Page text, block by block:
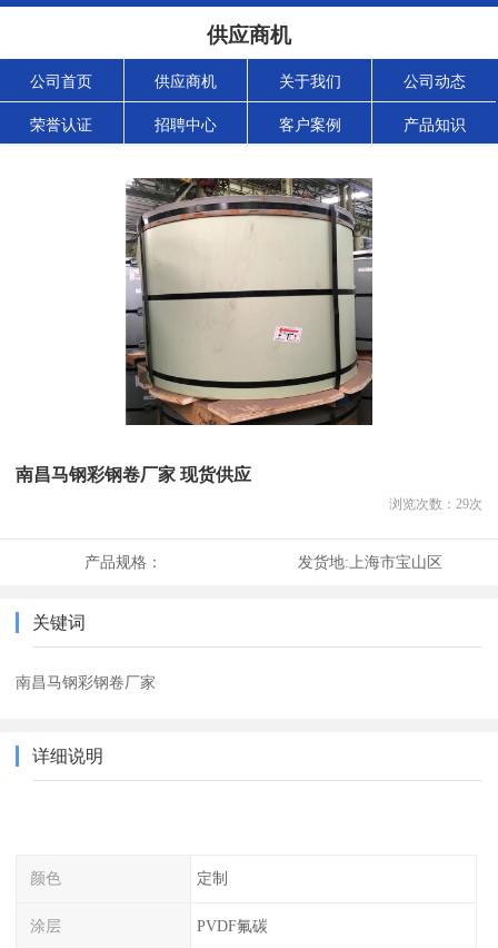
供应商机
公司首页 供应商机 关于我们 公司动态
荣誉认证 招聘中心 客户案例 产品知识
南昌马钢彩钢卷厂家 现货供应
浏览次数： 29次
产品规格： 发货地: 上海市宝山区
关键词
南昌马钢彩钢卷厂家
详细说明
颜色 定制
涂层 PVDF氟碳